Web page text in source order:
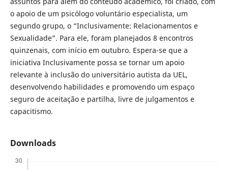
o apoio de um psicólogo voluntário especialista, um
segundo grupo, o “Inclusivamente: Relacionamentos e
Sexualidade”. Para ele, foram planejados 8 encontros
quinzenais, com início em outubro. Espera-se que a
iniciativa Inclusivamente possa se tornar um apoio
relevante à inclusão do universitário autista da UEL,
desenvolvendo habilidades e promovendo um espaço
seguro de aceitação e partilha, livre de julgamentos e
capacitismo.
Downloads